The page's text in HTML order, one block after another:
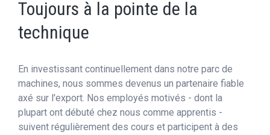
Toujours à la pointe de la
technique
En investissant continuellement dans notre parc de
machines, nous sommes devenus un partenaire fiable
axé sur l'export. Nos employés motivés - dont la
plupart ont débuté chez nous comme apprentis -
suivent régulièrement des cours et participent à des